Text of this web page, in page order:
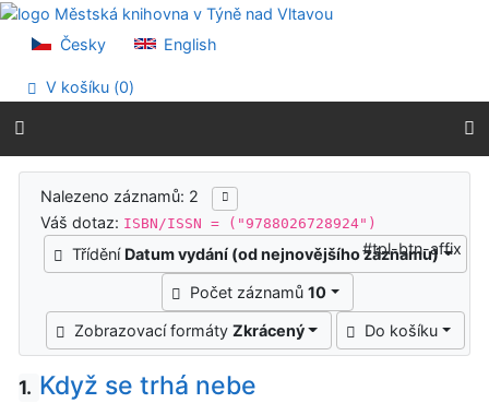
Přejít na obsah
Přejít na menu
Prohlášení o webové přístupnosti
Česky English
V košíku (0)
Výsledky vyhledávání
Nalezeno záznamů: 2
Váš dotaz: ISBN/ISSN = ("9788026728924")
Třídění Datum vydání (od nejnovějšího záznamu)
Počet záznamů 10
Zobrazovací formáty Zkrácený Do košíku
#tpl-btn-affix
1. Když se trhá nebe